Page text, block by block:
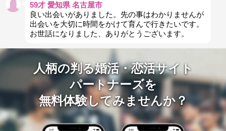
59才 愛知県 名古屋市
良い出会いがありました。先の事はわかりませんが
出会いを大切に時間をかけて育んで行きたいです。
お世話になりました、ありがとうございます。
人柄の判る婚活・恋活サイト
パートナーズを
無料体験してみませんか？